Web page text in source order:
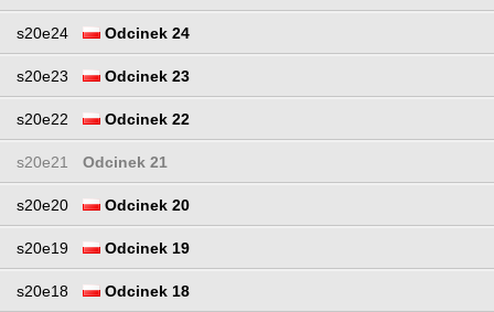
s20e24 Odcinek 24
s20e23 Odcinek 23
s20e22 Odcinek 22
s20e21 Odcinek 21
s20e20 Odcinek 20
s20e19 Odcinek 19
s20e18 Odcinek 18